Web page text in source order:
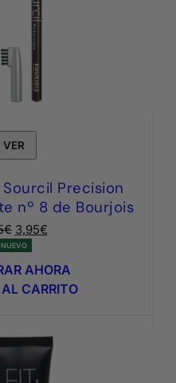
VER
Precision
nº 8 de Bourjois
€ El
precio
original
era:
6,95€.
3,95€El
actual
es:
3,95€.
NUEVO
AHORA
CARRITO